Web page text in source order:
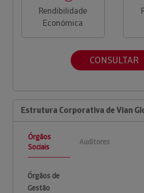
Rendibilidade
Económica
CONSULTAR
Estrutura Corporativa de Vian
Órgãos
Sociais
Auditores
Órgãos de
Gestão